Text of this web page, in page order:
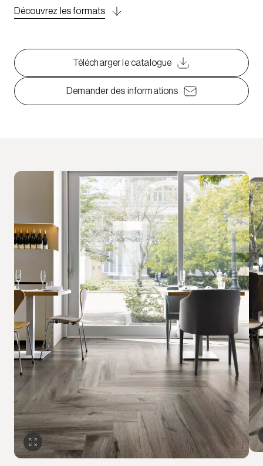
Découvrez les formats
Télécharger le catalogue
Demander des informations